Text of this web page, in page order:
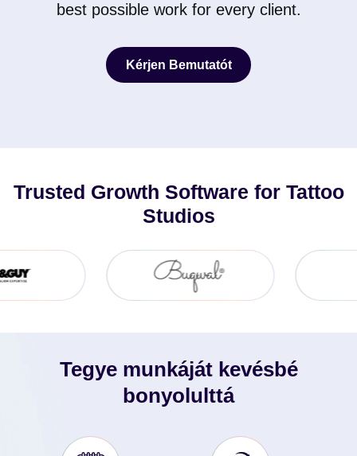
best possible work for every client.
Kérjen Bemutatót
Trusted Growth Software for Tattoo
Studios
Tegye munkáját kevésbé
bonyolulttá